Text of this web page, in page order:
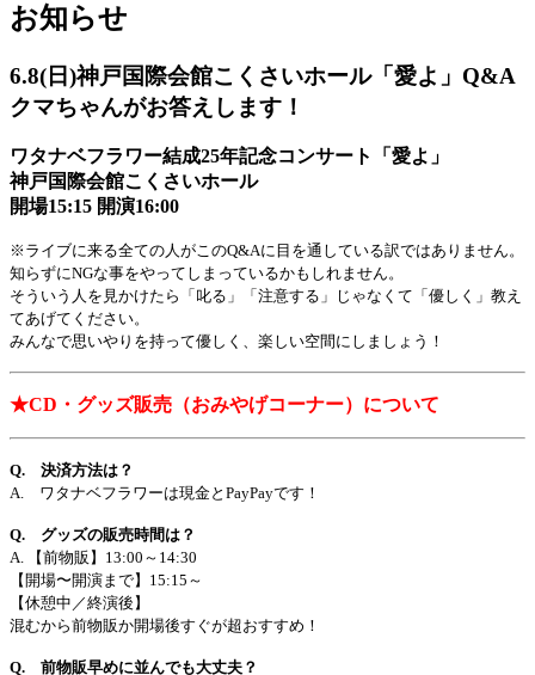
お知らせ
6.8(日)神戸国際会館こくさいホール「愛よ」Q&A
クマちゃんがお答えします！
ワタナベフラワー結成25年記念コンサート「愛よ」
神戸国際会館こくさいホール
開場15:15 開演16:00
※ライブに来る全ての人がこのQ&Aに目を通している訳ではありません。
知らずにNGな事をやってしまっているかもしれません。
そういう人を見かけたら「叱る」「注意する」じゃなくて「優しく」教え
てあげてください。
みんなで思いやりを持って優しく、楽しい空間にしましょう！
★CD・グッズ販売（おみやげコーナー）について
Q. 決済方法は？
A. ワタナベフラワーは現金とPayPayです！
Q. グッズの販売時間は？
A. 【前物販】13:00～14:30
【開場〜開演まで】15:15～
【休憩中／終演後】
混むから前物販か開場後すぐが超おすすめ！
Q. 前物販早めに並んでも大丈夫？